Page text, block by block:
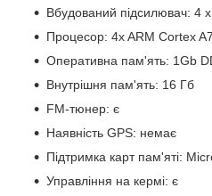
Вбудований підсилювач: 4
Процесор: 4x ARM Cortex
Оперативна пам'ять: 1Gb
Внутрішня пам'ять: 16 Гб
FM-тюнер: є
Наявність GPS: немає
Підтримка карт пам'яті:
Управління на кермі: є